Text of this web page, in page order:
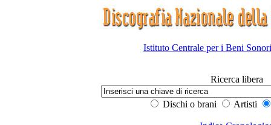
Istituto Centrale per i Beni
Ricerca libera
Dischi o brani Artisti